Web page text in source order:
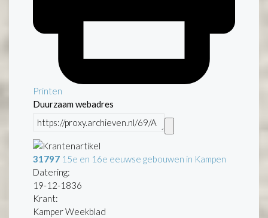
Printen
Duurzaam webadres
31797 15e en 16e eeuwse gebouwen in Kampen
Datering:
19-12-1836
Krant:
Kamper Weekblad